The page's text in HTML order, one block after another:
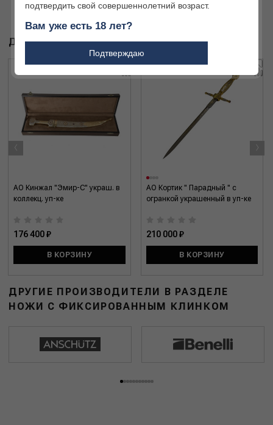
ДРУГИЕ ТОВАРЫ БРЕНДА
АО Кинжал "Эмир-С" украш. в
коллекц. уп-ке
176 400 ₽
В КОРЗИНУ
АО Кортик " Парадный " с
огранкой украшенный в уп-ке
210 000 ₽
В КОРЗИНУ
‹ ›
ДРУГИЕ ПРОИЗВОДИТЕЛИ В РАЗДЕЛЕ
НОЖИ С ФИКСИРОВАННЫМ КЛИНКОМ
подтвердить свой совершеннолетний возраст.
Вам уже есть 18 лет?
Подтверждаю